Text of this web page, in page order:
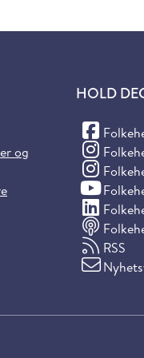
og
HOLD
(Facebook)
(Instagram)
(Instagram)
(YouTube)
(LinkedIn)
RSS